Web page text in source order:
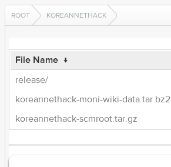
ROOT KOREANNETHACK
File Name ↓
release/
koreannethack-moni-wiki-data.tar.bz2
koreannethack-scmroot.tar.gz